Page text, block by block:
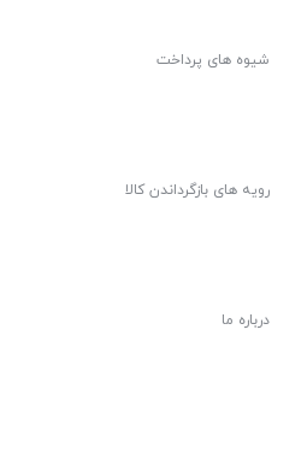
شیوه های پرداخت
رویه های بازگرداندن کالا
درباره ما